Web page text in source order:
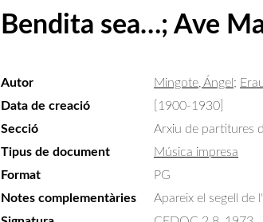
Bendita sea…; Ave
Autor Mingote, Ángel ;
Data de creació
[1900-1930]
Secció
Arxiu de partitures
Tipus de document
Música impresa
Format
PG
Notes complementàries
Apareix el segell de